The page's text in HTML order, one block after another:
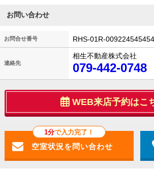
お問い合わせ
お問合せ番号 RHS-01R-
連絡先
相生不動産株式会社
079-442-0748
WEB来店予約はこ
1分で入力完了！